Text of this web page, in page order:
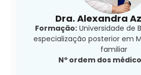
Dra. Alexandra
Formação:Universidade de
especialização posterior em
familiar
Nº ordem dos